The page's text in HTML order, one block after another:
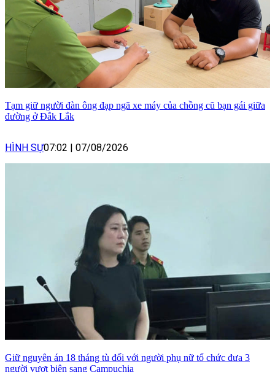
Tạm giữ người đàn ông đạp ngã xe máy của chồng cũ bạn gái giữa
đường ở Đắk Lắk
HÌNH SỰ07:02 07/08/2026
Giữ nguyên án 18 tháng tù đối với người phụ nữ tổ chức đưa 3
người vượt biên sang Campuchia